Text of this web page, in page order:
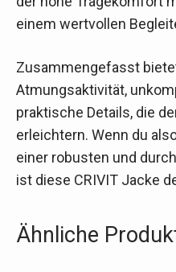
einem wertvollen
Zusammengefasst
Atmungsaktivität,
praktische Details, die
erleichtern. Wenn du
einer robusten und
ist diese CRIVIT Jacke
Ähnliche